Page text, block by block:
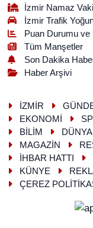
İzmir Namaz
İzmir Trafik
Puan Durumu ve
Tüm Manşetler
Son Dakika
Haber Arşivi
İZMİR
EKONOMİ
BİLİM
DÜNYA
MAGAZİN
İHBAR HATTI
KÜNYE
ÇEREZ